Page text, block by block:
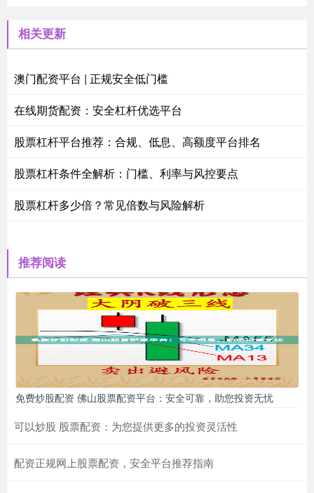
相关更新
澳门配资平台 | 正规安全低门槛
在线期货配资：安全杠杆优选平台
股票杠杆平台推荐：合规、低息、高额度平台排名
股票杠杆条件全解析：门槛、利率与风控要点
股票杠杆多少倍？常见倍数与风险解析
推荐阅读
免费炒股配资 佛山股票配资平台：安全可靠，助您投资无忧
可以炒股 股票配资：为您提供更多的投资灵活性
配资正规网上股票配资，安全平台推荐指南